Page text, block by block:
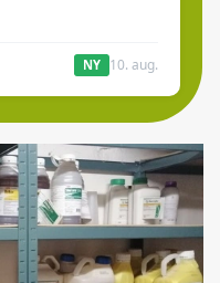
NY 10. aug.